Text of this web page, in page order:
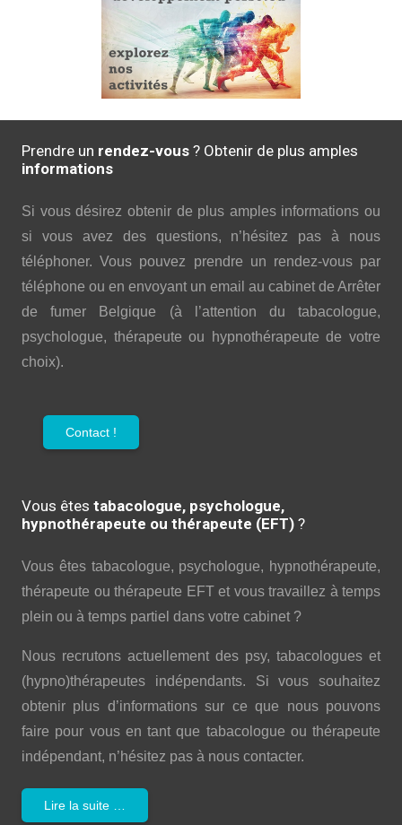
Prendre un rendez-vous ? Obtenir de plus amples
informations
Si vous désirez obtenir de plus amples informations ou
si vous avez des questions, n’hésitez pas à nous
téléphoner. Vous pouvez prendre un rendez-vous par
téléphone ou en envoyant un email au cabinet de Arrêter
de fumer Belgique (à l’attention du tabacologue,
psychologue, thérapeute ou hypnothérapeute de votre
choix).
Contact !
Vous êtes tabacologue, psychologue,
hypnothérapeute ou thérapeute (EFT) ?
Vous êtes tabacologue, psychologue, hypnothérapeute,
thérapeute ou thérapeute EFT et vous travaillez à temps
plein ou à temps partiel dans votre cabinet ?
Nous recrutons actuellement des psy, tabacologues et
(hypno)thérapeutes indépendants. Si vous souhaitez
obtenir plus d’informations sur ce que nous pouvons
faire pour vous en tant que tabacologue ou thérapeute
indépendant, n’hésitez pas à nous contacter.
Lire la suite …